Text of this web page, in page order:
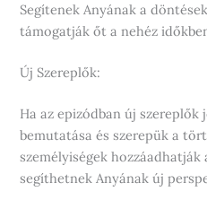
Segítenek Anyának a
támogatják őt a nehéz
Új Szereplők:
Ha az epizódban új szereplők
bemutatása és szerepük a
személyiségek
segíthetnek Anyának új